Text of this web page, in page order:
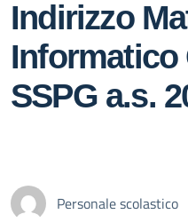
Indirizzo
Informatico
SSPG a.s.
Personale scolastico